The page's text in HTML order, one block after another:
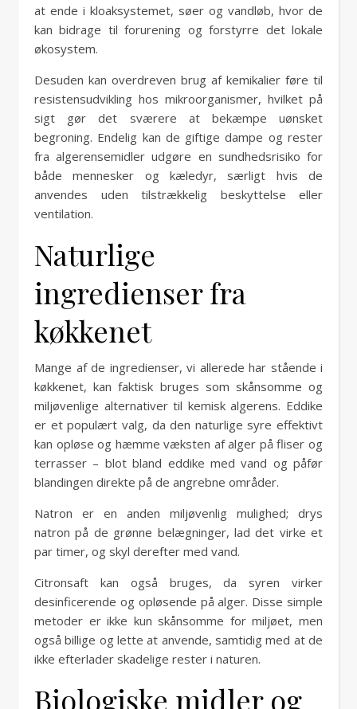
at ende i kloaksystemet, søer og vandløb, hvor de
kan bidrage til forurening og forstyrre det lokale
økosystem.
Desuden kan overdreven brug af kemikalier føre til
resistensudvikling hos mikroorganismer, hvilket på
sigt gør det sværere at bekæmpe uønsket
begroning. Endelig kan de giftige dampe og rester
fra algerensemidler udgøre en sundhedsrisiko for
både mennesker og kæledyr, særligt hvis de
anvendes uden tilstrækkelig beskyttelse eller
ventilation.
Naturlige
ingredienser fra
køkkenet
Mange af de ingredienser, vi allerede har stående i
køkkenet, kan faktisk bruges som skånsomme og
miljøvenlige alternativer til kemisk algerens. Eddike
er et populært valg, da den naturlige syre effektivt
kan opløse og hæmme væksten af alger på fliser og
terrasser – blot bland eddike med vand og påfør
blandingen direkte på de angrebne områder.
Natron er en anden miljøvenlig mulighed; drys
natron på de grønne belægninger, lad det virke et
par timer, og skyl derefter med vand.
Citronsaft kan også bruges, da syren virker
desinficerende og opløsende på alger. Disse simple
metoder er ikke kun skånsomme for miljøet, men
også billige og lette at anvende, samtidig med at de
ikke efterlader skadelige rester i naturen.
Biologiske midler og